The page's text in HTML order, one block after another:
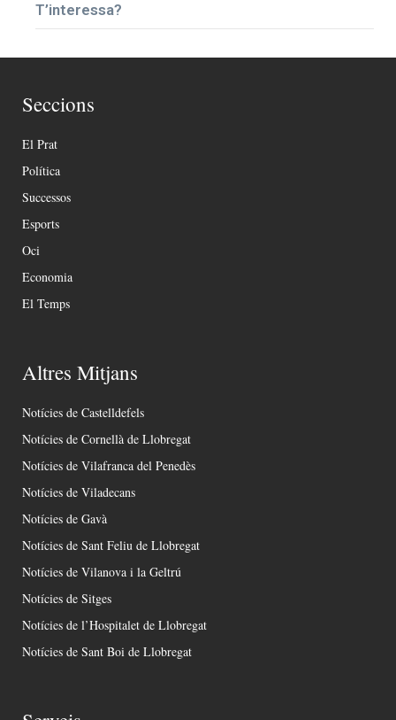
T’interessa?
Seccions
El Prat
Política
Successos
Esports
Oci
Economia
El Temps
Altres Mitjans
Notícies de Castelldefels
Notícies de Cornellà de Llobregat
Notícies de Vilafranca del Penedès
Notícies de Viladecans
Notícies de Gavà
Notícies de Sant Feliu de Llobregat
Notícies de Vilanova i la Geltrú
Notícies de Sitges
Notícies de l’Hospitalet de Llobregat
Notícies de Sant Boi de Llobregat